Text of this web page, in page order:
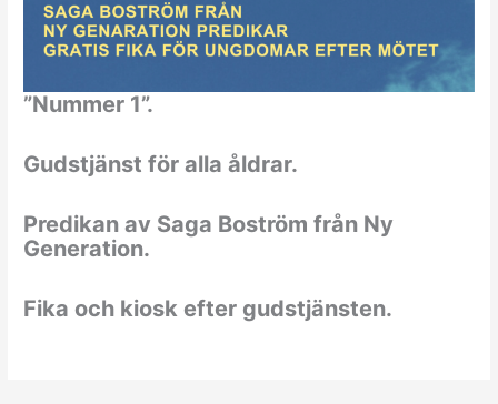
”Nummer 1”.
Gudstjänst för alla åldrar.
Predikan av Saga Boström från Ny
Generation.
Fika och kiosk efter gudstjänsten.